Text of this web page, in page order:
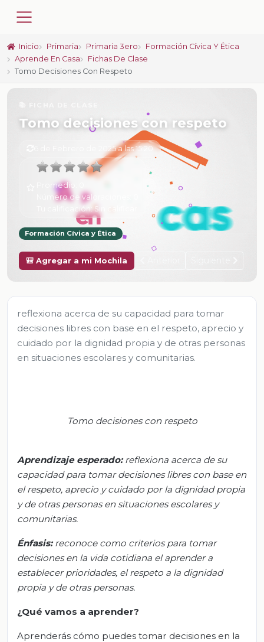
Inicio Primaria Primaria 3ero
Formación Cívica Y Ética
Aprende En Casa
Fichas De Clase
Tomo Decisiones Con Respeto
Tomo decisiones con respeto
6 de Febrero de 2025 a las 15:20
Promedio:
Número de valoraciones:
Tu calificación:Sin calificar
Formación Cívica y Ética
🎒 Agregar a mi Mochila
reflexiona acerca de su capacidad para tomar
decisiones libres con base en el respeto, aprecio y
cuidado por la dignidad propia y de otras personas
en situaciones escolares y comunitarias.
Tomo decisiones con respeto
Aprendizaje esperado: reflexiona acerca de su
capacidad para tomar decisiones libres con base en
el respeto, aprecio y cuidado por la dignidad propia
y de otras personas en situaciones escolares y
comunitarias.
Énfasis:reconoce como criterios para tomar
decisiones en la vida cotidiana el aprender a
establecer prioridades, el respeto a la dignidad
propia y de otras personas.
¿Qué vamos a aprender?
Aprenderás cómo puedes tomar decisiones en la